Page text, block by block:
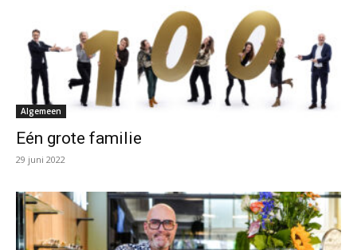
Algemeen
Eén grote familie
29 juni 2022